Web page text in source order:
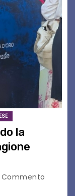
la
Commento